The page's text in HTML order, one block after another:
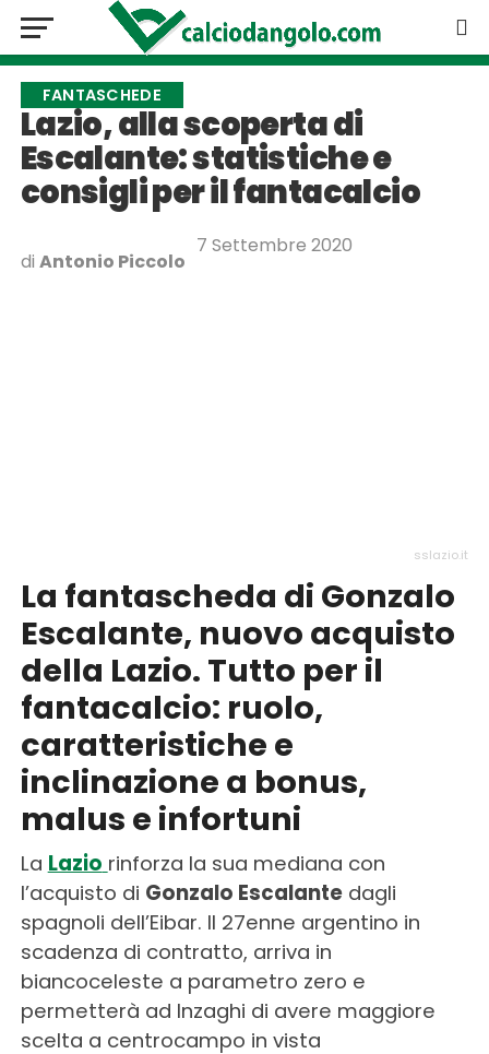
FANTASCHEDE
Lazio, alla scoperta di
Escalante: statistiche e
consigli per il fantacalcio
di Antonio Piccolo
7 Settembre 2020
sslazio.it
La fantascheda di Gonzalo
Escalante, nuovo acquisto
della Lazio. Tutto per il
fantacalcio: ruolo,
caratteristiche e
inclinazione a bonus,
malus e infortuni
La Lazio rinforza la sua mediana con
l’acquisto di Gonzalo Escalantedagli
spagnoli dell’Eibar. Il 27enne argentino in
scadenza di contratto, arriva in
biancoceleste a parametro zero e
permetterà ad Inzaghi di avere maggiore
scelta a centrocampo in vista